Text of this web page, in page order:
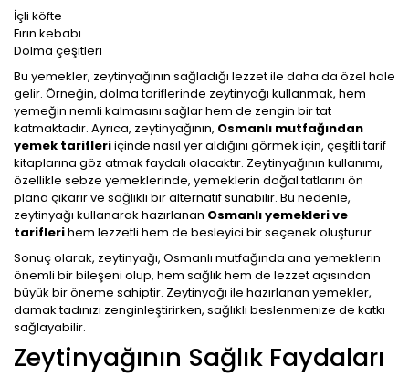
İçli köfte
Fırın kebabı
Dolma çeşitleri
Bu yemekler, zeytinyağının sağladığı lezzet ile daha da özel hale
gelir. Örneğin, dolma tariflerinde zeytinyağı kullanmak, hem
yemeğin nemli kalmasını sağlar hem de zengin bir tat
katmaktadır. Ayrıca, zeytinyağının, Osmanlı mutfağından
yemek tarifleriiçinde nasıl yer aldığını görmek için, çeşitli tarif
kitaplarına göz atmak faydalı olacaktır. Zeytinyağının kullanımı,
özellikle sebze yemeklerinde, yemeklerin doğal tatlarını ön
plana çıkarır ve sağlıklı bir alternatif sunabilir. Bu nedenle,
zeytinyağı kullanarak hazırlanan Osmanlı yemekleri ve
tariflerihem lezzetli hem de besleyici bir seçenek oluşturur.
Sonuç olarak, zeytinyağı, Osmanlı mutfağında ana yemeklerin
önemli bir bileşeni olup, hem sağlık hem de lezzet açısından
büyük bir öneme sahiptir. Zeytinyağı ile hazırlanan yemekler,
damak tadınızı zenginleştirirken, sağlıklı beslenmenize de katkı
sağlayabilir.
Zeytinyağının Sağlık Faydaları